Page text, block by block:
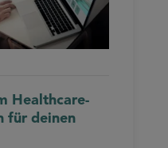
Healthcare-
für deinen